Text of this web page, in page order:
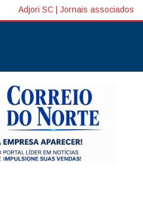
Adjori SC Jornais associados